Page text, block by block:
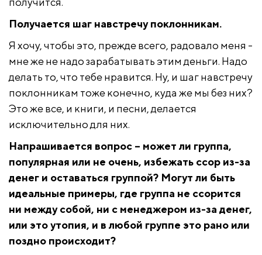
Получается шаг навстречу поклонникам.
Я хочу, чтобы это, прежде всего, радовало меня -
мне же не надо зарабатывать этим деньги. Надо
делать то, что тебе нравится. Ну, и шаг навстречу
поклонникам тоже конечно, куда же мы без них?
Это же все, и книги, и песни, делается
исключительно для них.
Напрашивается вопрос – может ли группа,
популярная или не очень, избежать ссор из-за
денег и оставаться группой? Могут ли быть
идеальные примеры, где группа не ссорится
ни между собой, ни с менеджером из-за денег,
или это утопия, и в любой группе это рано или
поздно происходит?